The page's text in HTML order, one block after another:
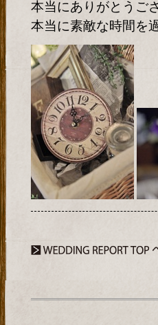
本当にありがとうご
本当に素敵な時間を